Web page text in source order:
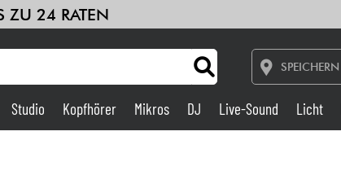
ZU 24 RATEN
SPEICHERN
Studio Kopfhörer Mikros DJ Live-Sound Licht